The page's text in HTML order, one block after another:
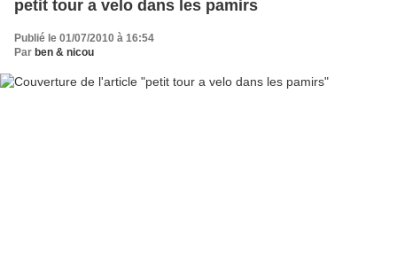
petit tour a velo dans les pamirs
Publié le 01/07/2010 à 16:54
Par ben & nicou